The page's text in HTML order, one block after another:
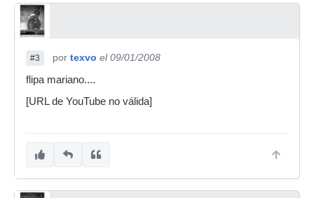
#3 por texvo el 09/01/2008
flipa mariano....
[URL de YouTube no válida]